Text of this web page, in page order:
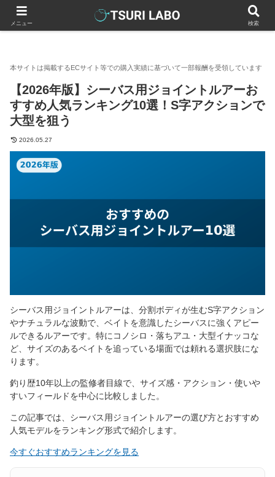
釣りラボマガジン 釣具（釣り道具） ルアー 【2026年版
【2026年版】シーバス用ジョイントルアーお
すすめ人気ランキング10選！S字アクションで
大型を狙う
2026.05.27
シーバス用ジョイントルアーは、分割ボディが生むS字アクション
やナチュラルな波動で、ベイトを意識したシーバスに強くアピー
ルできるルアーです。特にコノシロ・落ちアユ・大型イナッコな
ど、サイズのあるベイトを追っている場面では頼れる選択肢にな
ります。
釣り歴10年以上の監修者目線で、サイズ感・アクション・使いや
すいフィールドを中心に比較しました。
この記事では、シーバス用ジョイントルアーの選び方とおすすめ
人気モデルをランキング形式で紹介します。
今すぐおすすめランキングを見る
メニュー 検索